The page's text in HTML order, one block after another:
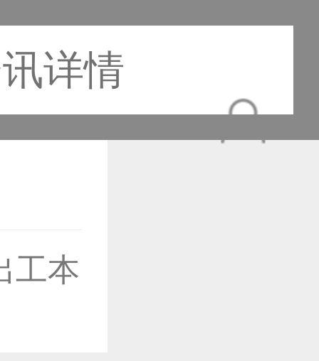
详情
功备案！
工本